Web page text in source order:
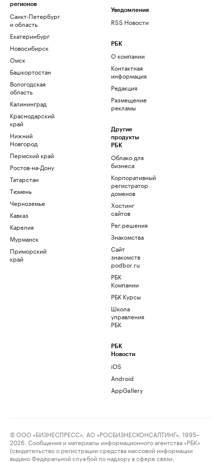
регионов
Санкт-Петербург
и область
Екатеринбург
Новосибирск
Омск
Башкортостан
Вологодская
область
Калининград
Краснодарский
край
Нижний
Новгород
Пермский край
Ростов-на-Дону
Татарстан
Тюмень
Черноземье
Кавказ
Карелия
Мурманск
Приморский
край
Уведомления
RSS Новости
РБК
О компании
Контактная
информация
Редакция
Размещение
рекламы
Другие
продукты
РБК
Облако для
бизнеса
Корпоративный
регистратор
доменов
Хостинг
сайтов
Рег.решения
Знакомства
Сайт
знакомств
podbor.ru
РБК
Компании
РБК Курсы
Школа
управления
РБК
РБК
Новости
iOS
Android
AppGallery
© ООО «БИЗНЕСПРЕСС», АО «РОСБИЗНЕСКОНСАЛТИНГ», 1995–
2026. Сообщения и материалы информационного агентства «РБК»
(свидетельство о регистрации средства массовой информации
выдано Федеральной службой по надзору в сфере связи,